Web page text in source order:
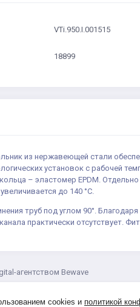
cookies и политикой
VTi.950.I.001515
18899
из нержавеющей стали
установок с рабочей
– эластомер EPDM.
до 140 °С.
труб под углом 90°.
практически отсутствует.
агентством Bewave